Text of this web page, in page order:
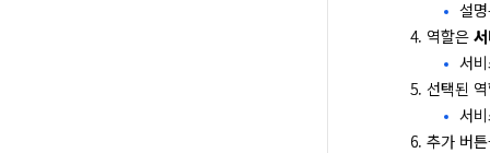
설
역할은
서
선택된
서
추가 버